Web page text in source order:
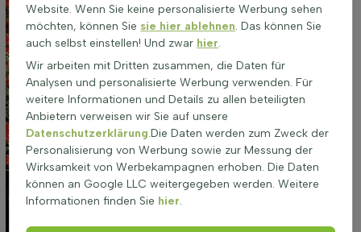
Website. Wenn Sie keine personalisierte Werbung sehen
möchten, können Sie sie hier ablehnen. Das können Sie
auch selbst einstellen! Und zwar hier.
Wir arbeiten mit Dritten zusammen, die Daten für
Analysen und personalisierte Werbung verwenden. Für
weitere Informationen und Details zu allen beteiligten
Anbietern verweisen wir Sie auf unsere
Datenschutzerklärung.Die Daten werden zum Zweck der
Personalisierung von Werbung sowie zur Messung der
Wirksamkeit von Werbekampagnen erhoben. Die Daten
können an Google LLC weitergegeben werden. Weitere
Informationen finden Sie hier.